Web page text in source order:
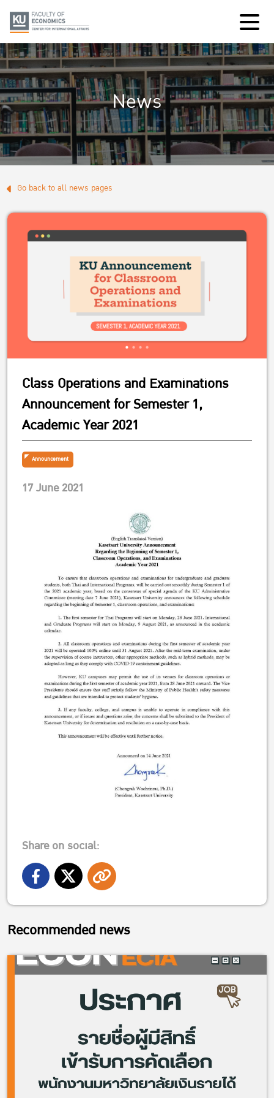
News
Go back to all news pages
Class Operations and Examinations
Announcement for Semester 1,
Academic Year 2021
Announcement
17 June 2021
Share on social:
Recommended news